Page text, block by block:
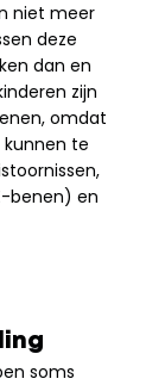
niet meer
deze
dan en
zijn
omdat
kunnen te
benen) en
soms